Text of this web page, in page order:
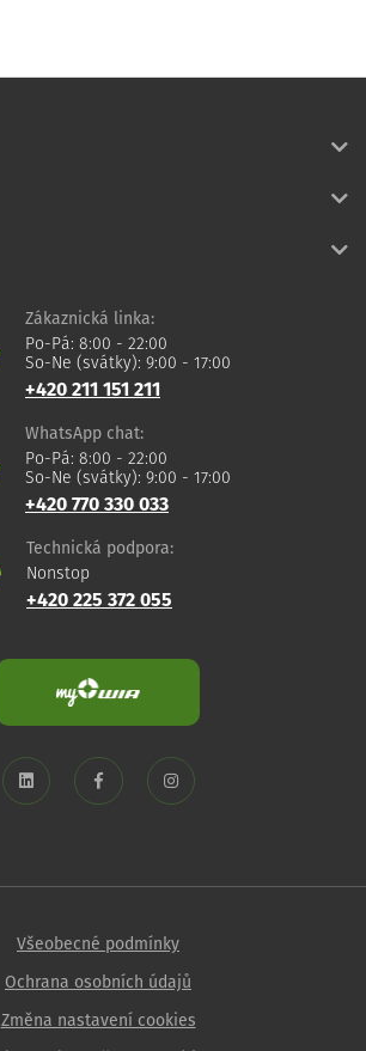
Zákaznická linka:
Po-Pá: 8:00 - 22:00
So-Ne (svátky): 9:00 - 17:00
+420 211 151 211
WhatsApp chat:
Po-Pá: 8:00 - 22:00
So-Ne (svátky): 9:00 - 17:00
+420 770 330 033
Technická podpora:
Nonstop
+420 225 372 055
Všeobecné podmínky
Ochrana osobních údajů
Změna nastavení cookies